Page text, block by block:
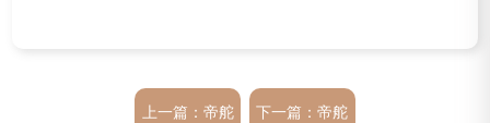
上一篇： 帝舵 下一篇：帝舵